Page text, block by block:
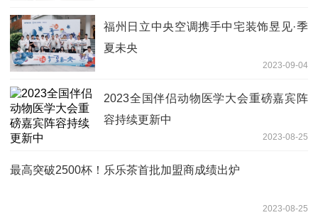
福州日立中央空调携手中宅装饰昱见·季
夏未央
2023-09-04
2023全国伴侣动物医学大会重磅嘉宾阵
容持续更新中
2023-08-25
最高突破2500杯！乐乐茶首批加盟商成绩出炉
2023-08-25